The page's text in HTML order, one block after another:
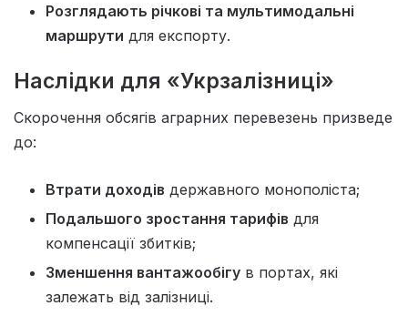
Розглядають річкові та мультимодальні
маршрути для експорту.
Наслідки для «Укрзалізниці»
Скорочення обсягів аграрних перевезень призведе
до:
Втрати доходів державного монополіста;
Подальшого зростання тарифів для
компенсації збитків;
Зменшення вантажообігу в портах, які
залежать від залізниці.